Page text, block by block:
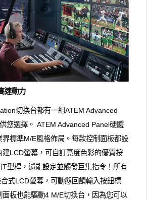
速動力
切換台都有一組ATEM Advanced
您選擇。 ATEM Advanced Panel硬體
標準M/E風格佈局。每款控制面板都設
LCD螢幕，可自訂亮度色彩的優質按
T型桿，還能設定並觸發巨集指令！所有
式LCD螢幕，可動態回饋輸入按鈕標
板也能驅動4 M/E切換台，因為您可以